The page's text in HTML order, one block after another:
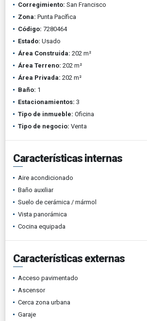
Corregimiento: San Francisco
Zona: Punta Pacífica
Código: 7280464
Estado: Usado
Área Construida: 202 m²
Área Terreno: 202 m²
Área Privada: 202 m²
Baño: 1
Estacionamientos: 3
Tipo de inmueble: Oficina
Tipo de negocio: Venta
Características internas
Aire acondicionado
Baño auxiliar
Suelo de cerámica / mármol
Vista panorámica
Cocina equipada
Características externas
Acceso pavimentado
Ascensor
Cerca zona urbana
Garaje